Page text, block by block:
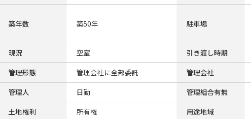
築年数 築50年 駐車場
現況
空室 引き渡し時期
管理形態
管理会社に全部委託 管理会社
管理人
日勤 管理組合有無
土地権利
所有権 用途地域